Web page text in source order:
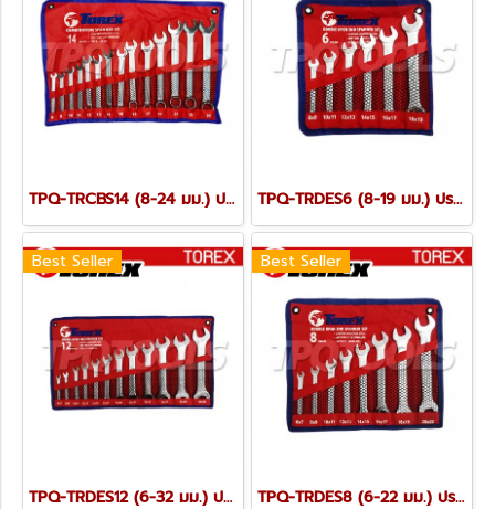
TPQ-TRCBS14 (8-24 มม.) ประแจแหวนข้างปากตายชุด 14 ตัว TOREX TPQ-TRDES6 (8-19 มม.) ประแจปากตายชุด 6 ตัว TOREX
Best Seller
TPQ-TRDES12 (6-32 มม.) ประแจปากตายชุด 12 ตัว TOREX
Best Seller
TPQ-TRDES8 (6-22 มม.) ประแจปากตายชุด 8 ตัว TOREX